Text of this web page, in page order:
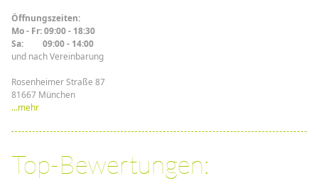
Öffnungszeiten:
Mo - Fr: 09:00 - 18:30
Sa: 09:00 - 14:00
und nach Vereinbarung
Rosenheimer Straße 87
81667 München
...mehr
Top-Bewertungen: